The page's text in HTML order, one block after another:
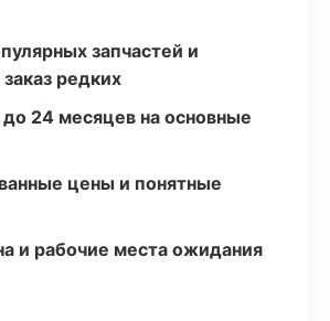
запчастей и
редких
до 24 месяцев на основные
цены и понятные
и рабочие места ожидания